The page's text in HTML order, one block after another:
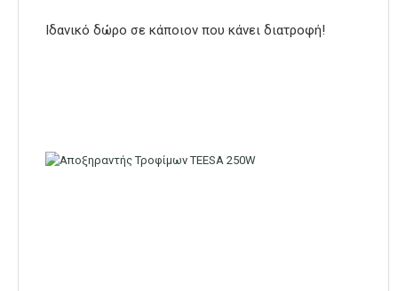
Ιδανικό δώρο σε κάποιον που κάνει διατροφή!